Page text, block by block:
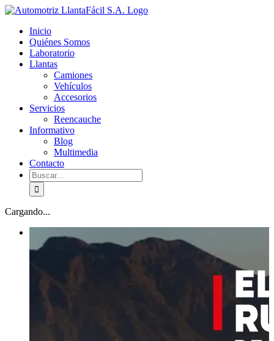
Skip
content
facebook
youtube
Inicio
Quiénes Somos
Laboratorio
Llantas
Camiones
Vehículos
Accesorios
Servicios
Reencauche
Informativo
Blog
Multimedia
Contacto
Buscar:
Cargando...